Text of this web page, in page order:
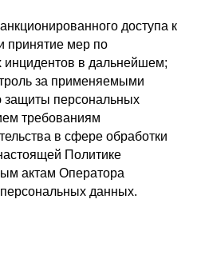
доступа к
принятие мер по
в дальнейшем;
за применяемыми
персональных
требованиям
в сфере обработки
Политике
актам Оператора
данных.